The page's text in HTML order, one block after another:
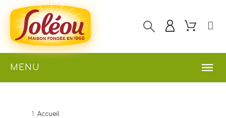
MENU
Accueil